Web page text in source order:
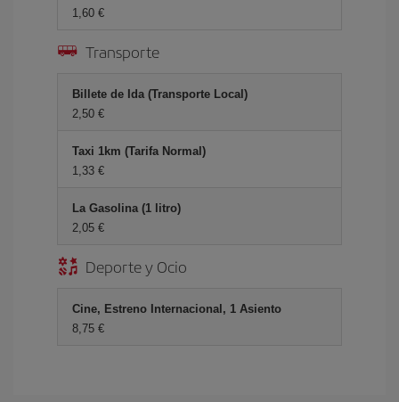
1,60 €
Transporte
Billete de Ida (Transporte Local)
2,50 €
Taxi 1km (Tarifa Normal)
1,33 €
La Gasolina (1 litro)
2,05 €
Deporte y Ocio
Cine, Estreno Internacional, 1 Asiento
8,75 €